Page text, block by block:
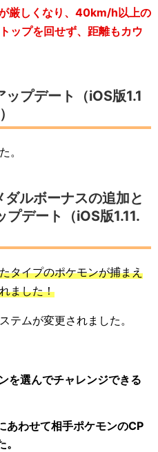
厳しくなり、40km/h以上の
ップを回せず、距離もカウ
プデート（iOS版1.1
。
ルボーナスの追加と
プデート（iOS版1.11.
タイプのポケモンが捕まえ
ました！
テムが変更されました。
を選んでチャレンジできる
あわせて相手ポケモンのCP